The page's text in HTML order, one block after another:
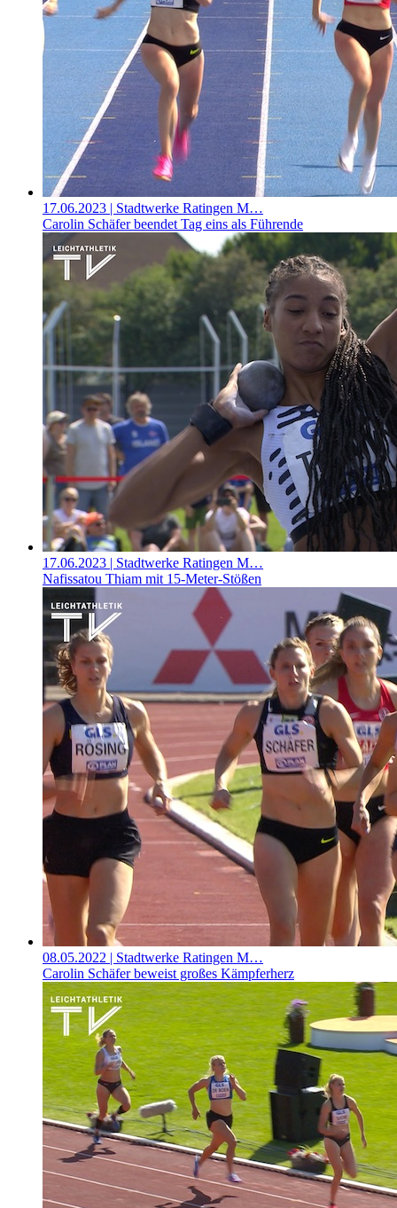
17.06.2023 | Stadtwerke Ratingen M…
Carolin Schäfer beendet Tag eins als Führende
17.06.2023 | Stadtwerke Ratingen M…
Nafissatou Thiam mit 15-Meter-Stößen
08.05.2022 | Stadtwerke Ratingen M…
Carolin Schäfer beweist großes Kämpferherz